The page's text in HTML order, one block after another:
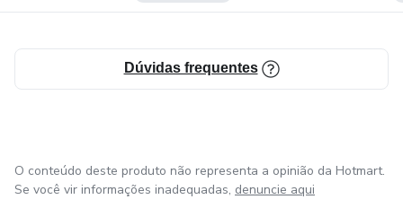
Dúvidas frequentes
O conteúdo deste produto não representa a opinião da Hotmart.
Se você vir informações inadequadas, denuncie aqui